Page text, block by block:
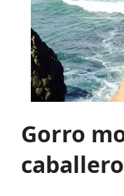
Gorro
caballero